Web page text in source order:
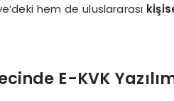
hem de uluslararası
E-KVK